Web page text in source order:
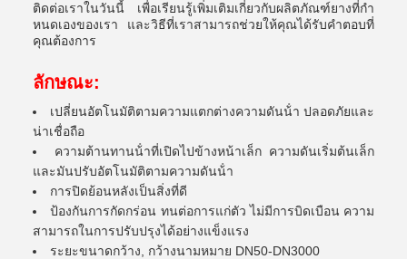
ติดต่อเราในวันนี้ เพื่อเรียนรู้เพิ่มเติมเกี่ยวกับผลิตภัณฑ์ยางที่กํา
หนดเองของเรา และวิธีที่เราสามารถช่วยให้คุณได้รับคําตอบที่
คุณต้องการ
ลักษณะ:
เปลี่ยนอัตโนมัติตามความแตกต่างความดันน้ํา ปลอดภัยและ
น่าเชื่อถือ
ความต้านทานน้ําที่เปิดไปข้างหน้าเล็ก ความดันเริ่มต้นเล็ก
และมันปรับอัตโนมัติตามความดันน้ํา
การปิดย้อนหลังเป็นสิ่งที่ดี
ป้องกันการกัดกร่อน ทนต่อการแก่ตัว ไม่มีการบิดเบือน ความ
สามารถในการปรับปรุงได้อย่างแข็งแรง
ระยะขนาดกว้าง, กว้างนามหมาย DN50-DN3000